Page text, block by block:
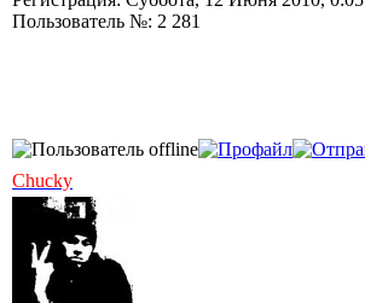
Пользователь №: 2 281
Chucky